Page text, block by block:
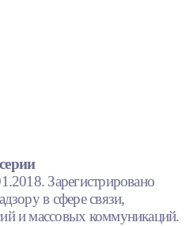
Зарегистрировано
в сфере связи,
и массовых коммуникаций.